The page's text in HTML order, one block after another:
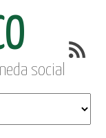
social